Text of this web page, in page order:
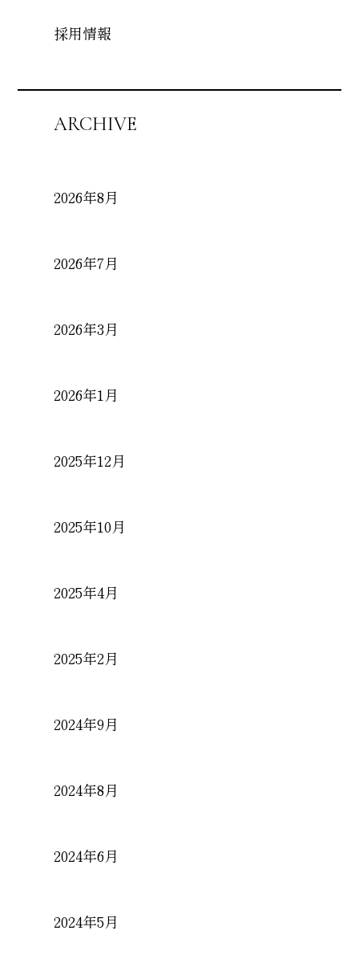
採用情報
ARCHIVE
2026年8月
2026年7月
2026年3月
2026年1月
2025年12月
2025年10月
2025年4月
2025年2月
2024年9月
2024年8月
2024年6月
2024年5月